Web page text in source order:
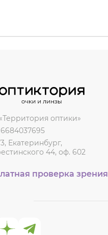
оптики»
Екатеринбург,
44, оф. 602
проверка зрения